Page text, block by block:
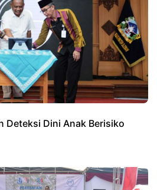
Deteksi Dini Anak Berisiko